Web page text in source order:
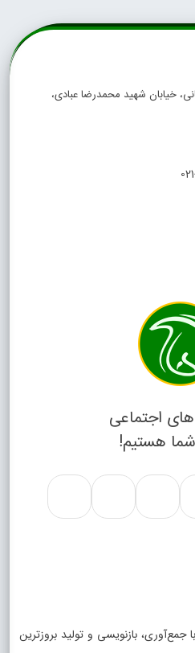
خیابان شهید محمدرضا عبادی،
اجتماعی
هستیم!
بازنویسی و تولید بروزترین